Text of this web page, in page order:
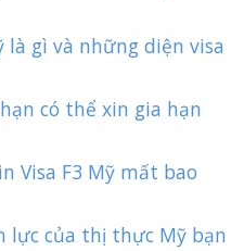
gì và những diện visa
có thể xin gia hạn
Visa F3 Mỹ mất bao
lực của thị thực Mỹ bạn